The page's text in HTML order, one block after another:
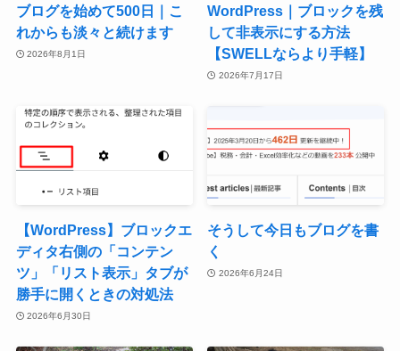
ブログを始めて500日｜こ
れからも淡々と続けます
2026年8月1日
WordPress｜ブロックを残
して非表示にする方法
【SWELLならより手軽】
2026年7月17日
【WordPress】ブロックエ
ディタ右側の「コンテン
ツ」「リスト表示」タブが
勝手に開くときの対処法
2026年6月30日
そうして今日もブログを書
く
2026年6月24日